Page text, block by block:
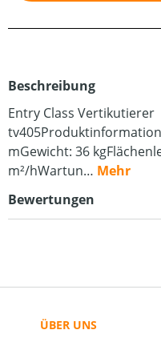
Beschreibung
Entry Class Vertikutierer
mGewicht: 36
m²/hWartun… Mehr
Bewertungen
ÜBER UNS